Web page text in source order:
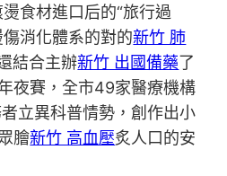
食材進口后的“旅行過
消化體系的對的新竹 肺
結合主辦新竹 出國備藥了
夜賽，全市49家醫療機構
立異科普情勢，創作出小
膾新竹 高血壓炙人口的安